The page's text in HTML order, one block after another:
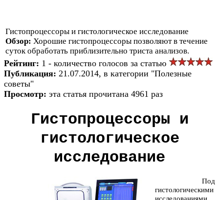
Гистопроцессоры и гистологическое исследование
Обзор: Хорошие гистопроцессоры позволяют в течение
суток обработать приблизительно триста анализов.
Рейтинг: 1 - количество голосов за статью
Публикация: 21.07.2014, в категории "Полезные
советы"
Просмотр: эта статья прочитана 4961 раз
Гистопроцессоры и
гистологическое
исследование
Под
гистологическими